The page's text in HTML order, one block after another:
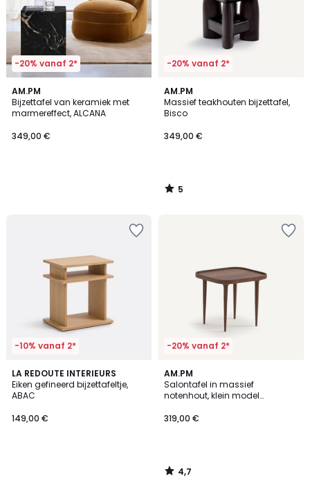
-20% vanaf 2*
AM.PM
Bijzettafel van keramiek met
marmereffect, ALCANA
349,00 €
-20% vanaf 2*
AM.PM
Massief teakhouten bijzettafel,
Bisco
349,00 €
5
/
5
5
/
-10% vanaf 2*
LA REDOUTE INTERIEURS
Eiken gefineerd bijzettafeltje,
ABAC
149,00 €
-20% vanaf 2*
AM.PM
Salontafel in massief
notenhout, klein model
319,00 €
4,7
/ 5
4,7
/